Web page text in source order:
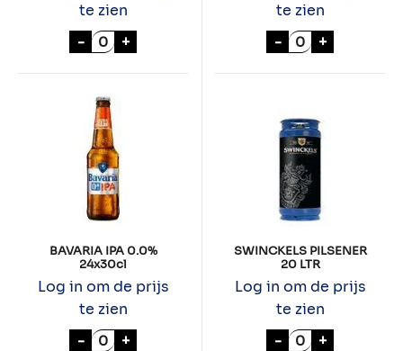
te zien
- BAVARIA 0.0% LEMON LIME BLIK 24x33cl
+
te zien
- BAVARIA
+
BAVARIA IPA 0.0%
24x30cl
Log in om de prijs
te zien
- BAVARIA IPA 0.0% 24x30cl aantal
+
SWINCKELS PILSENER
20 LTR
Log in om de prijs
te zien
- SWINCKELS
+